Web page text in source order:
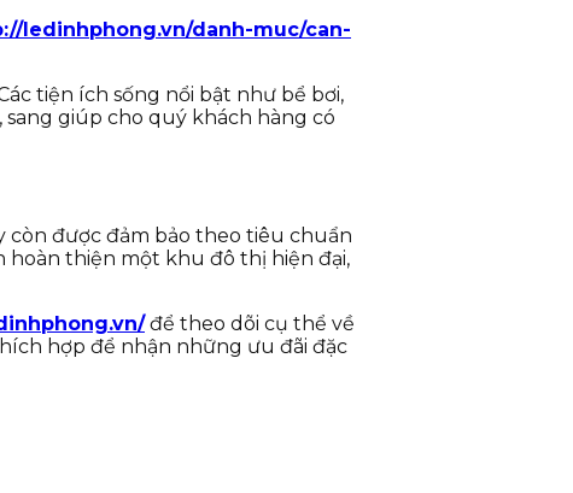
ledinhphong.vn/danh-muc/can-
tiện ích sống nổi bật như bể bơi,
giúp cho quý khách hàng có
còn được đảm bảo theo tiêu chuẩn
thiện một khu đô thị hiện đại,
để theo dõi cụ thể về
hợp để nhận những ưu đãi đặc